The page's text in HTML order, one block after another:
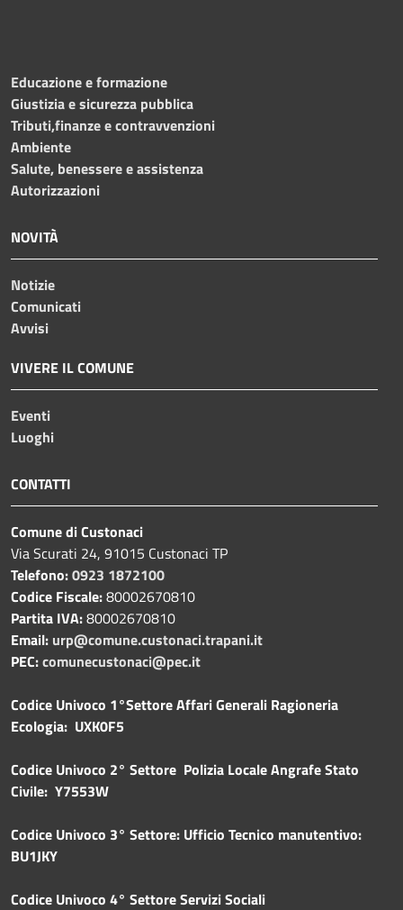
Educazione e formazione
Giustizia e sicurezza pubblica
Tributi,finanze e contravvenzioni
Ambiente
Salute, benessere e assistenza
Autorizzazioni
NOVITÀ
Notizie
Comunicati
Avvisi
VIVERE IL COMUNE
Eventi
Luoghi
CONTATTI
Comune di Custonaci
Via Scurati 24, 91015 Custonaci TP
Telefono:0923 1872100
Codice Fiscale:80002670810
Partita IVA:80002670810
Email: urp@comune.custonaci.trapani.it
PEC:comunecustonaci@pec.it
Codice Univoco 1°Settore Affari Generali Ragioneria
Ecologia: UXK0F5
Codice Univoco 2° Settore Polizia Locale Angrafe Stato
Civile: Y7553W
Codice Univoco 3° Settore: Ufficio Tecnico manutentivo:
BU1JKY
Codice Univoco 4° Settore Servizi Sociali